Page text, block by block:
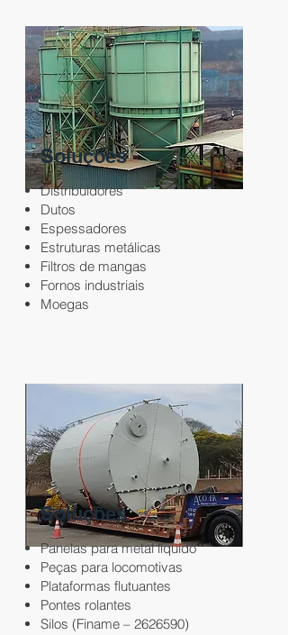
Soluções
Distribuidores
Dutos
Espessadores
Estruturas metálicas
Filtros de mangas
Fornos industriais
Moegas
Soluções
Panelas para metal líquido
Peças para locomotivas
Plataformas flutuantes
Pontes rolantes
Silos (Finame – 2626590)